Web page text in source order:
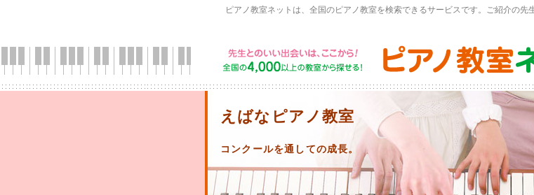
ピアノ教室ネットは、全国のピアノ教室を検索できるサービスです。ご紹介の先
えばなピアノ教室
コンクールを通しての成長。